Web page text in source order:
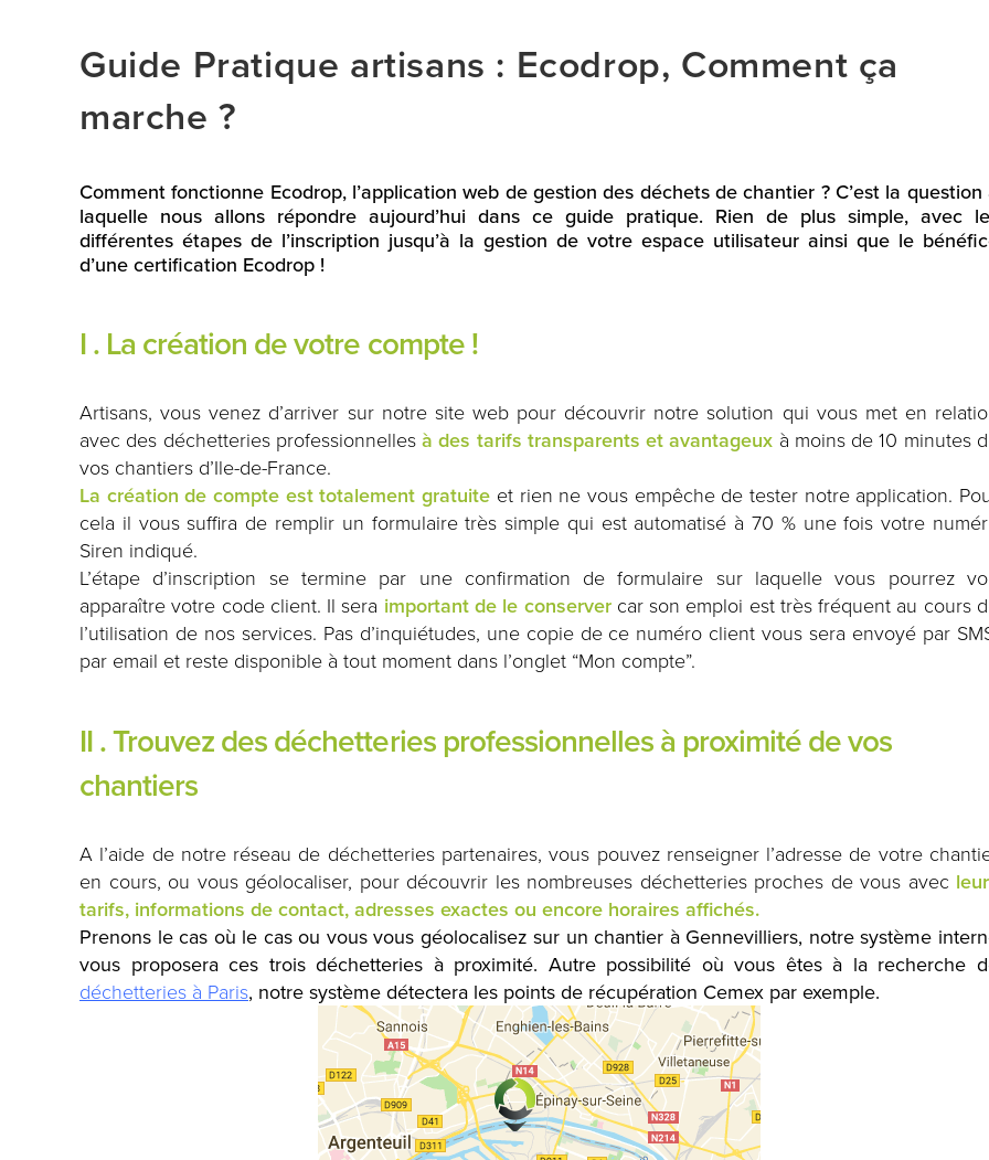
Guide Pratique artisans : Ecodrop, Comment ça
marche ?
Comment fonctionne Ecodrop, l’application web de gestion des déchets de chantier ? C’est la question
laquelle nous allons répondre aujourd’hui dans ce guide pratique. Rien de plus simple, avec
différentes étapes de l’inscription jusqu’à la gestion de votre espace utilisateur ainsi que le
d’une certification Ecodrop !
I . La création de votre compte !
Artisans, vous venez d’arriver sur notre site web pour découvrir notre solution qui vous met en
avec des déchetteries professionnellesà des tarifs transparents et avantageux à moins de 10 minutes
vos chantiers d’Ile-de-France.
La création de compte est totalement gratuite et rien ne vous empêche de tester notre application.
cela il vous suffira de remplir un formulaire très simple qui est automatisé à 70 % une fois votre
Siren indiqué.
L’étape d’inscription se termine par une confirmation de formulaire sur laquelle vous pourrez
apparaître votre code client. Il sera important de le conservercar son emploi est très fréquent au cours
l’utilisation de nos services. Pas d’inquiétudes, une copie de ce numéro client vous sera envoyé par
par email et reste disponible à tout moment dans l’onglet “Mon compte”.
II . Trouvez des déchetteries professionnelles à proximité de vos
chantiers
A l’aide de notre réseau de déchetteries partenaires, vous pouvez renseigner l’adresse de votre
en cours, ou vous géolocaliser, pour découvrir les nombreuses déchetteries proches de vous avec
tarifs, informations de contact, adresses exactes ou encore horaires affichés.
Prenons le cas où le cas ou vous vous géolocalisez sur un chantier à Gennevilliers, notre système
vous proposera ces trois déchetteries à proximité. Autre possibilité où vous êtes à la recherche
déchetteries à Paris, notre système détectera les points de récupération Cemex par exemple.